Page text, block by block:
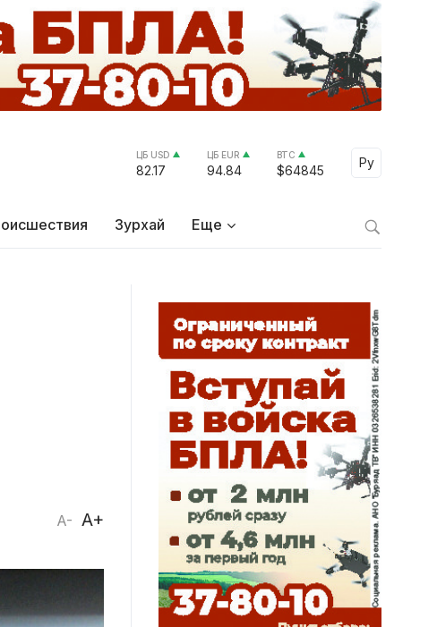
ЦБ USD
82.17
ЦБ EUR
94.84
BTC
$64845
Ру
Select
Зурхай Еще
A- A+